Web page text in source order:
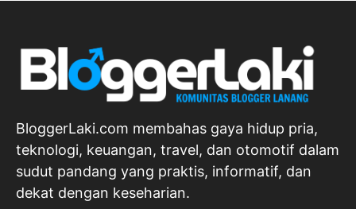
BloggerLaki.com membahas gaya hidup pria,
teknologi, keuangan, travel, dan otomotif dalam
sudut pandang yang praktis, informatif, dan
dekat dengan keseharian.